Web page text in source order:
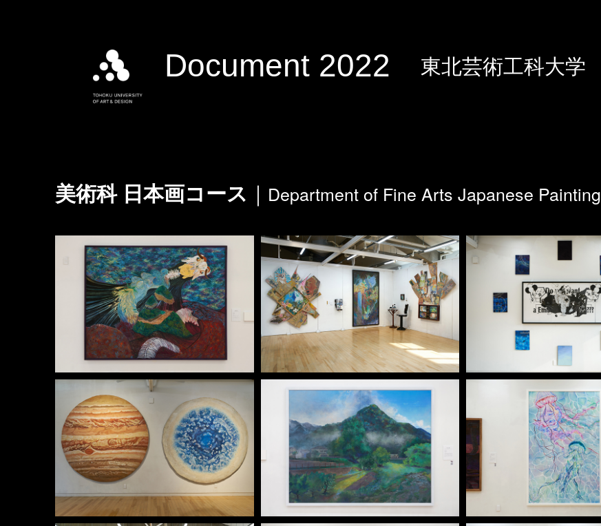
Document 2022 東北芸術工科大学
美術科 日本画コース Department of Fine Arts Japanese Painting